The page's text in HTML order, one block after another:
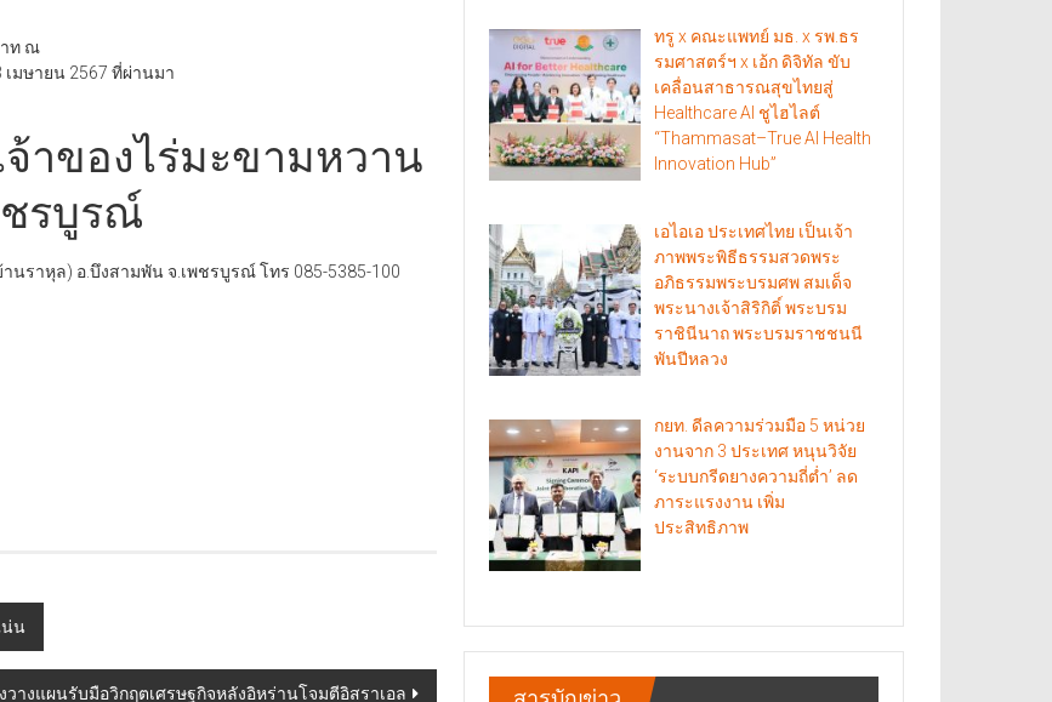
าท ณ
มษายน 2567 ที่ผ่านมา
าของไร่มะขามหวาน
รบูรณ์
ราหุล) อ.บึงสามพัน จ.เพชรบูรณ์ โทร 085-5385-100
น่น
วางแผนรับมือวิกฤตเศรษฐกิจหลังอิหร่านโจมตีอิสราเอล
ทรู x คณะแพทย์ มธ. x รพ.ธร
รมศาสตร์ฯ x เอ้ก ดิจิทัล ขับ
เคลื่อนสาธารณสุขไทยสู่
Healthcare AI ชูไฮไลต์
“Thammasat–True AI Health
Innovation Hub”
เอไอเอ ประเทศไทย เป็นเจ้า
ภาพพระพิธีธรรมสวดพระ
อภิธรรมพระบรมศพ สมเด็จ
พระนางเจ้าสิริกิติ์ พระบรม
ราชินีนาถ พระบรมราชชนนี
พันปีหลวง
กยท. ดีลความร่วมมือ 5 หน่วย
งานจาก 3 ประเทศ หนุนวิจัย
‘ระบบกรีดยางความถี่ต่ำ’ ลด
ภาระแรงงาน เพิ่ม
ประสิทธิภาพ